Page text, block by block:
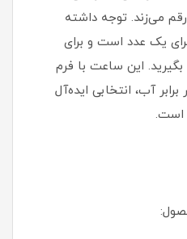
می‌زند. توجه داشته
یک عدد است و برای
این ساعت با فرم
آب، انتخابی ایده‌آل
است.